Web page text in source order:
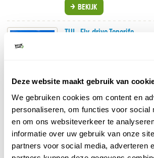
Deze website maakt gebruik van
We gebruiken cookies om content en
personaliseren, om functies voor social
en om ons websiteverkeer te
informatie over uw gebruik van onze
partners voor social media, adverteren
BEKIJK
TUI - Fly-drive Tenerife
BEKIJK
De zee tussen Tenerife en La Gomera
walvisgebied. Hier worden regelmatig
grienden en tuimelaars gezien.